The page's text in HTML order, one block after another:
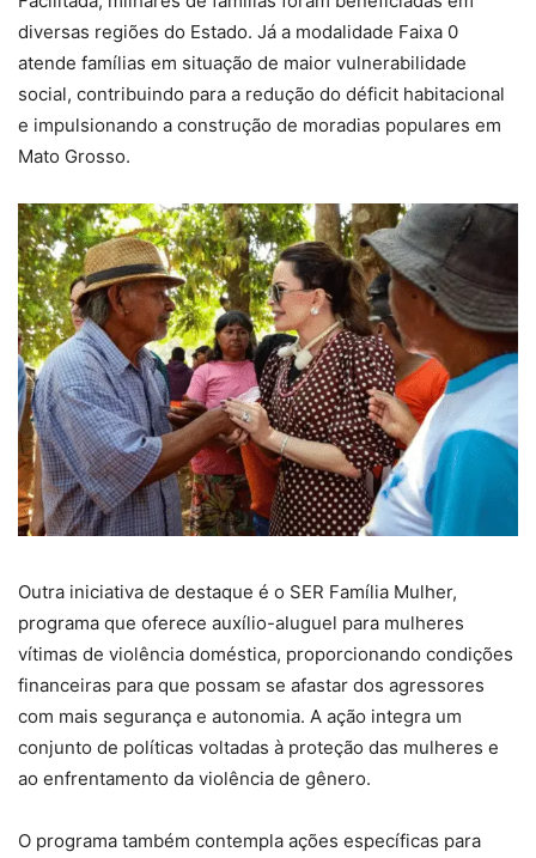
diversas regiões do Estado. Já a modalidade Faixa 0
atende famílias em situação de maior vulnerabilidade
social, contribuindo para a redução do déficit habitacional
e impulsionando a construção de moradias populares em
Mato Grosso.
Outra iniciativa de destaque é o SER Família Mulher,
programa que oferece auxílio-aluguel para mulheres
vítimas de violência doméstica, proporcionando condições
financeiras para que possam se afastar dos agressores
com mais segurança e autonomia. A ação integra um
conjunto de políticas voltadas à proteção das mulheres e
ao enfrentamento da violência de gênero.
O programa também contempla ações específicas para